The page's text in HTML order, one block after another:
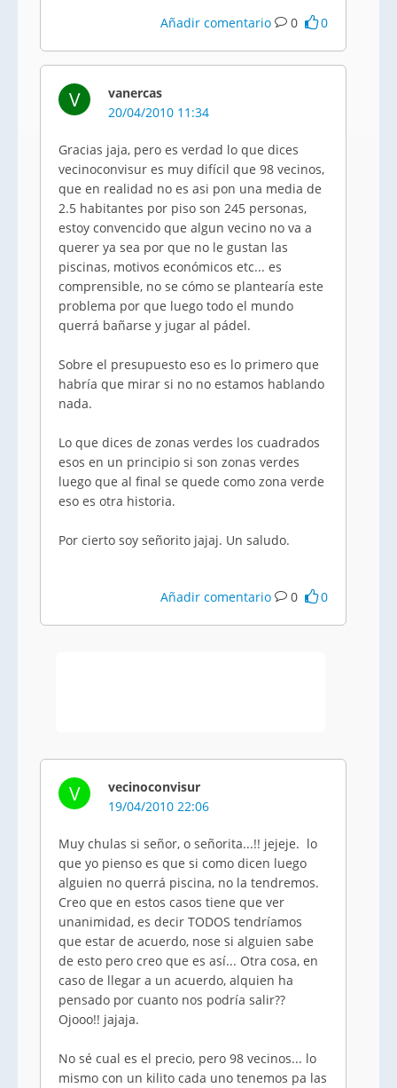
Añadir comentario 0 0
V
vanercas
20/04/2010 11:34
Gracias jaja, pero es verdad lo que dices
vecinoconvisur es muy difícil que 98 vecinos,
que en realidad no es asi pon una media de
2.5 habitantes por piso son 245 personas,
estoy convencido que algun vecino no va a
querer ya sea por que no le gustan las
piscinas, motivos económicos etc... es
comprensible, no se cómo se plantearía este
problema por que luego todo el mundo
querrá bañarse y jugar al pádel.
Sobre el presupuesto eso es lo primero que
habría que mirar si no no estamos hablando
nada.
Lo que dices de zonas verdes los cuadrados
esos en un principio si son zonas verdes
luego que al final se quede como zona verde
eso es otra historia.
Por cierto soy señorito jajaj. Un saludo.
Añadir comentario 0 0
V
vecinoconvisur
19/04/2010 22:06
Muy chulas si señor, o señorita...!! jejeje. lo
que yo pienso es que si como dicen luego
alguien no querrá piscina, no la tendremos.
Creo que en estos casos tiene que ver
unanimidad, es decir TODOS tendríamos
que estar de acuerdo, nose si alguien sabe
de esto pero creo que es así... Otra cosa, en
caso de llegar a un acuerdo, alquien ha
pensado por cuanto nos podría salir??
Ojooo!! jajaja.
No sé cual es el precio, pero 98 vecinos... lo
mismo con un kilito cada uno tenemos pa las